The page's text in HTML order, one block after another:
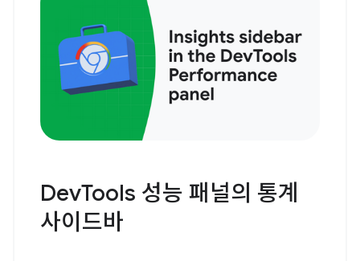
DevTools 성능 패널의 통계
사이드바